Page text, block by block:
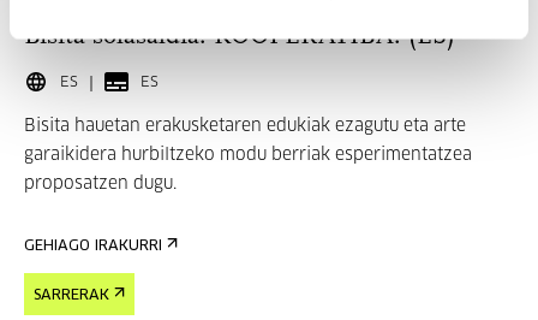
Bisita solasaldia. KOOPERATIBA. (ES)
ES ES
Bisita hauetan erakusketaren edukiak ezagutu eta arte
garaikidera hurbiltzeko modu berriak esperimentatzea
proposatzen dugu.
GEHIAGO IRAKURRI
SARRERAK